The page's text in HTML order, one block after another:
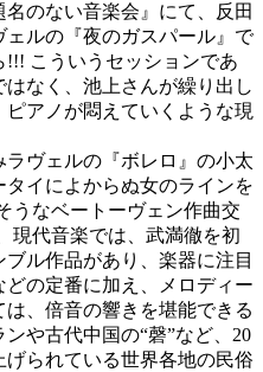
のない音楽会』にて、反田
ルの『夜のガスパール』で
こういうセッションであ
なく、池上さんが繰り出し
アノが悶えていくような現
ヴェルの『ボレロ』の小太
イによからぬ女のラインを
うなベートーヴェン作曲交
現代音楽では、武満徹を初
ル作品があり、楽器に注目
の定番に加え、メロディー
、倍音の響きを堪能できる
や古代中国の“磬”など、20
られている世界各地の民俗